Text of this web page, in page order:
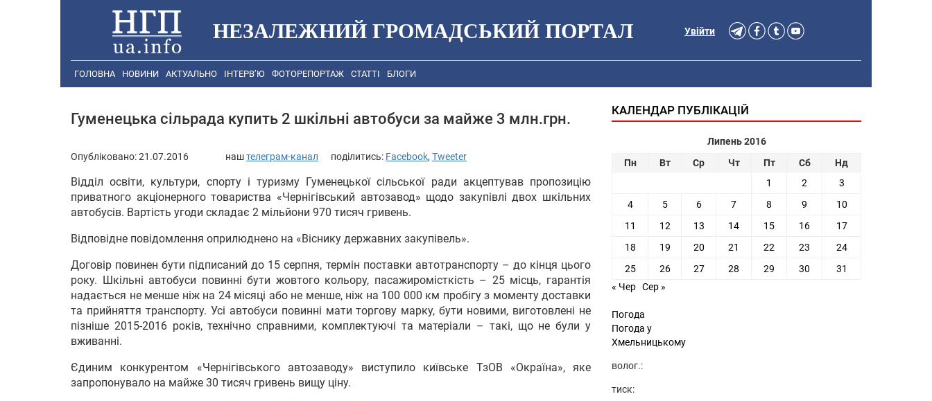
НЕЗАЛЕЖНИЙ ГРОМАДСЬКИЙ ПОРТАЛ Увійти
ГОЛОВНА НОВИНИ АКТУАЛЬНО ІНТЕРВ’Ю ФОТОРЕПОРТАЖ СТАТТІ БЛОГИ
Гуменецька сільрада купить 2 шкільні автобуси за майже 3 млн.грн.
Опубліковано:21.07.2016 наштелеграм-канал поділитись: Facebook, Tweeter
Відділ освіти, культури, спорту і туризму Гуменецької сільської ради акцептував пропозицію
приватного акціонерного товариства «Чернігівський автозавод» щодо закупівлі двох шкільних
автобусів. Вартість угоди складає 2 мільйони 970 тисяч гривень.
Відповідне повідомлення оприлюднено на «Віснику державних закупівель».
Договір повинен бути підписаний до 15 серпня, термін поставки автотранспорту – до кінця цього
року. Шкільні автобуси повинні бути жовтого кольору, пасажиромісткість – 25 місць, гарантія
надається не менше ніж на 24 місяці або не менше, ніж на 100 000 км пробігу з моменту доставки
та прийняття транспорту. Усі автобуси повинні мати торгову марку, бути новими, виготовлені не
пізніше 2015-2016 років, технічно справними, комплектуючі та матеріали – такі, що не були у
вживанні.
Єдиним конкурентом «Чернігівського автозаводу» виступило київське ТзОВ «Окраїна», яке
запропонувало на майже 30 тисяч гривень вищу ціну.
КАЛЕНДАР ПУБЛІКАЦІЙ
Липень 2016
Пн
Вт Ср Чт Пт Сб
Нд
1
2
3
4
5 6 7 8 9
10
11
12 13 14 15 16
17
18
19 20 21 22 23
24
25
26 27 28 29 30
31
« Чер Сер »
Погода
Погода у
Хмельницькому
волог.:
тиск: